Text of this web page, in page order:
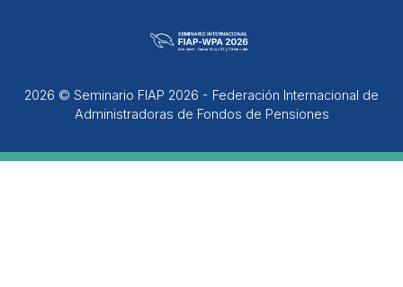
2026 © Seminario FIAP 2026 - Federación Internacional de
Administradoras de Fondos de Pensiones